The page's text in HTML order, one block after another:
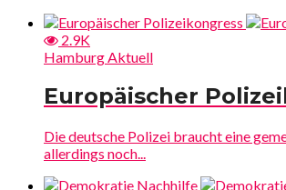
2.9K
Hamburg Aktuell
Europäischer
Die deutsche Polizei braucht eine
allerdings noch...